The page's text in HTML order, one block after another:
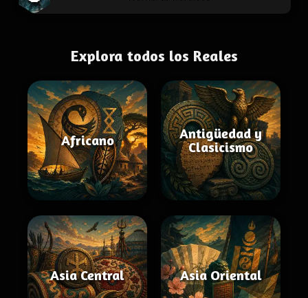
Explora todos los Reales
Africano
Antigüedad y
Clasicismo
Asia Central Asia Oriental